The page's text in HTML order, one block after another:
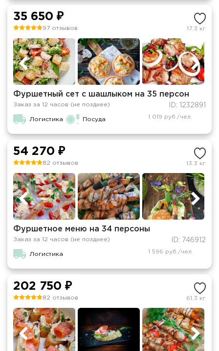
35 650 ₽
97 отзывов 17.3 кг
Фуршетный сет с шашлыком на 35 персон
Заказ за 12 часов (не позднее) ID: 1232891
Логистика Посуда 1 019 руб./чел.
54 270 ₽
82 отзывов 13.3 кг
Фуршетное меню на 34 персоны
Заказ за 12 часов (не позднее) ID: 746912
Логистика 1 596 руб./чел.
202 750 ₽
82 отзывов 61.3 кг